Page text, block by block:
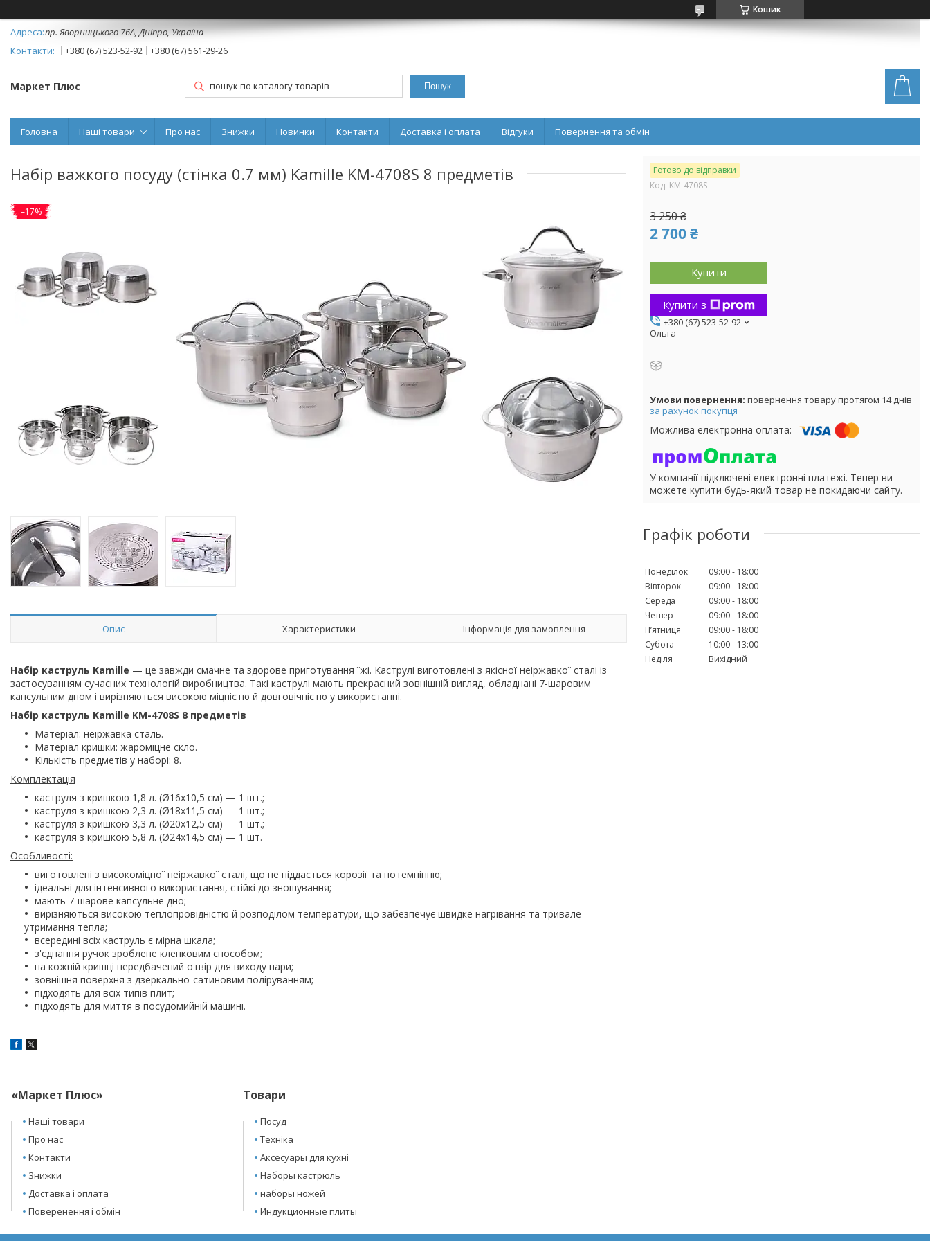
Кошик
пр. Яворницького 76А, Дніпро, Україна
+380 (67) 523-52-92
+380 (67) 561-29-26
Маркет Плюс Пошук
Головна Наші товари Про нас Знижки Новинки Контакти Доставка і оплата Відгуки Повернення та обмін
Набір важкого посуду (стінка 0.7 мм) Kamille KM-4708S 8 предметів
–17%
Опис Характеристики Інформація для замовлення
Набір каструль Kamille — це завжди смачне та здорове приготування їжі. Каструлі виготовлені з якісної неіржавкої сталі із
застосуванням сучасних технологій виробництва. Такі каструлі мають прекрасний зовнішній вигляд, обладнані 7-шаровим
капсульним дном і вирізняються високою міцністю й довговічністю у використанні.
Набір каструль Kamille KM-4708S 8 предметів
Матеріал: неіржавка сталь.
Матеріал кришки: жароміцне скло.
Кількість предметів у наборі: 8.
Комплектація
каструля з кришкою 1,8 л. (Ø16х10,5 см) — 1 шт.;
каструля з кришкою 2,3 л. (Ø18х11,5 см) — 1 шт.;
каструля з кришкою 3,3 л. (Ø20х12,5 см) — 1 шт.;
каструля з кришкою 5,8 л. (Ø24х14,5 см) — 1 шт.
Особливості:
виготовлені з високоміцної неіржавкої сталі, що не піддається корозії та потемнінню;
ідеальні для інтенсивного використання, стійкі до зношування;
мають 7-шарове капсульне дно;
вирізняються високою теплопровідністю й розподілом температури, що забезпечує швидке нагрівання та тривале
утримання тепла;
всередині всіх каструль є мірна шкала;
з'єднання ручок зроблене клепковим способом;
на кожній кришці передбачений отвір для виходу пари;
зовнішня поверхня з дзеркально-сатиновим поліруванням;
підходять для всіх типів плит;
підходять для миття в посудомийній машині.
Готово до відправки
Код: KM-4708S
3 250 ₴
2 700 ₴
Купити
Купити з
+380 (67) 523-52-92
Ольга
повернення товару протягом 14 днів
за рахунок покупця
У компанії підключені електронні платежі. Тепер ви
можете купити будь-який товар не покидаючи сайту.
Графік роботи
Понеділок 09:00
18:00
Вівторок
09:00
18:00
Середа
09:00
18:00
Четвер
09:00
18:00
Пʼятниця
09:00
18:00
Субота
10:00
13:00
Неділя
Вихідний
«Маркет Плюс»
Наші товари
Про нас
Контакти
Знижки
Доставка і оплата
Поверенення і обмін
Товари
Посуд
Техніка
Аксесуары для кухні
Наборы кастрюль
наборы ножей
Индукционные плиты